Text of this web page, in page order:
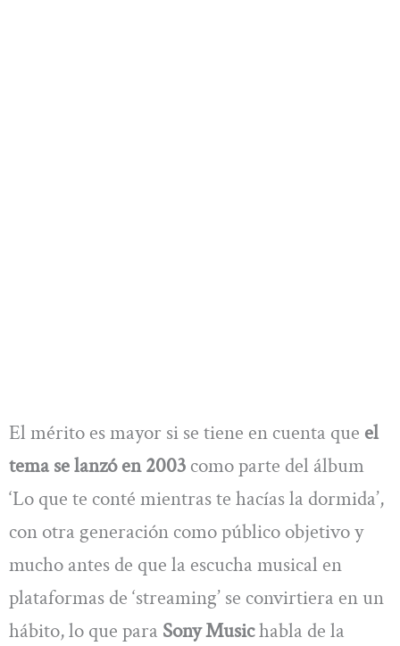
El mérito es mayor si se tiene en cuenta que el
tema se lanzó en 2003 como parte del álbum
‘Lo que te conté mientras te hacías la dormida’,
con otra generación como público objetivo y
mucho antes de que la escucha musical en
plataformas de ‘streaming’ se convirtiera en un
hábito, lo que para Sony Musichabla de la